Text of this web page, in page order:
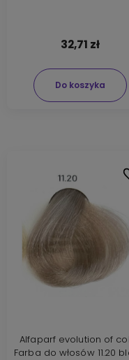
32,71 zł
Do koszyka
Alfaparf evolution of
Farba do włosów 11.20